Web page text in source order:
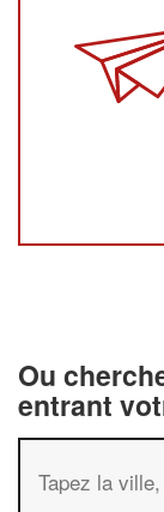
Ou
entrant